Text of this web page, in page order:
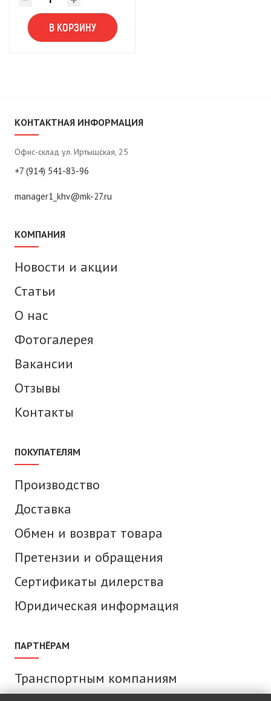
В КОРЗИНУ
КОНТАКТНАЯ ИНФОРМАЦИЯ
Офис-склад ул. Иртышская, 25
+7 (914) 541-83-96
manager1_khv@mk-27.ru
КОМПАНИЯ
Новости и акции
Статьи
О нас
Фотогалерея
Вакансии
Отзывы
Контакты
ПОКУПАТЕЛЯМ
Производство
Доставка
Обмен и возврат товара
Претензии и обращения
Сертификаты дилерства
Юридическая информация
ПАРТНЁРАМ
Транспортным компаниям